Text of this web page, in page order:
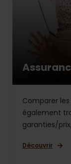
Comparer
également
garanties/
Découvrir